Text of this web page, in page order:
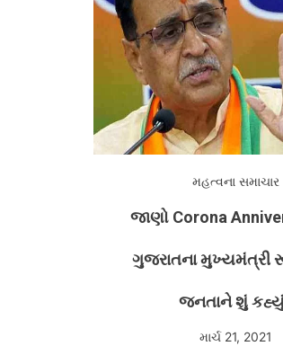
મહત્વના સમાચાર
જાણો Corona
ગુજરાતના મુખ્યમંત્રી
જનતાને શું
માર્ચ 21, 2021